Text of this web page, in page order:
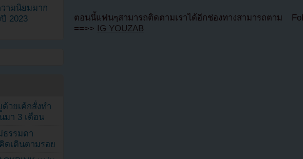
ตอนนี้แฟนๆสามารถติดตามเราได้อีกช่องทางสามารถตาม
==>> IG YOUZAB
ามนิยมมาก
2023
วยเค้กสั่งทำ
มา 3 เดือน
ธรรมดา
ดเดินตามรอย